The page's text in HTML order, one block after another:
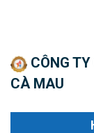
CÔNG
CÀ MAU